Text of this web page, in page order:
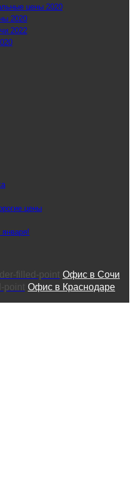
цены 2020
2020
2022
цены
Офис в Сочи
Офис в Краснодаре